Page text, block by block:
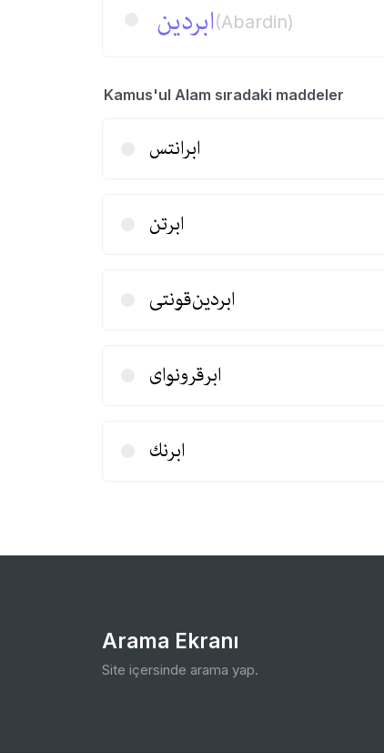
ابردین(Abardin)
Kamus'ul Alam sıradaki maddeler
ابرانتس
ابرتن
ابردین‌قونتی
ابرقرونوای
ابرنك
Arama Ekranı
Site içersinde arama yap.